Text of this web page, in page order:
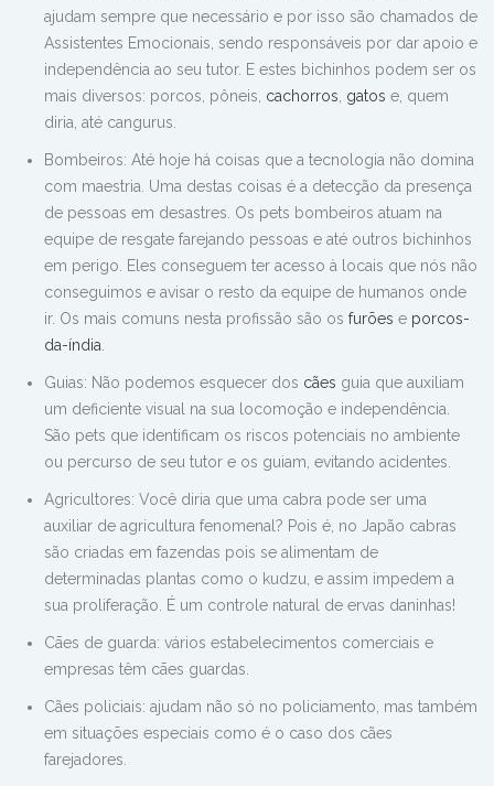
ajudam sempre que necessário e por isso são chamados de
Assistentes Emocionais, sendo responsáveis por dar apoio e
independência ao seu tutor. E estes bichinhos podem ser os
mais diversos: porcos, pôneis, cachorros gatos e, quem
diria, até cangurus.
Bombeiros: Até hoje há coisas que a tecnologia não domina
com maestria. Uma destas coisas é a detecção da presença
de pessoas em desastres. Os pets bombeiros atuam na
equipe de resgate farejando pessoas e até outros bichinhos
em perigo. Eles conseguem ter acesso à locais que nós não
conseguimos e avisar o resto da equipe de humanos onde
ir. Os mais comuns nesta profissão são os furões e porcos-
da-índia
Guias: Não podemos esquecer dos cães guia que auxiliam
um deficiente visual na sua locomoção e independência.
São pets que identificam os riscos potenciais no ambiente
ou percurso de seu tutor e os guiam, evitando acidentes.
Agricultores: Você diria que uma cabra pode ser uma
auxiliar de agricultura fenomenal? Pois é, no Japão cabras
são criadas em fazendas pois se alimentam de
determinadas plantas como o kudzu, e assim impedem a
sua proliferação. É um controle natural de ervas daninhas!
Cāes de guarda: vários estabelecimentos comerciais e
empresas têm cāes guardas.
Cães policiais: ajudam não só no policiamento, mas também
em situações especiais como é o caso dos cães
farejadores.